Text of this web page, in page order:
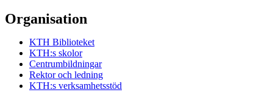
Organisation
KTH Biblioteket
KTH:s skolor
Centrumbildningar
Rektor och ledning
KTH:s verksamhetsstöd